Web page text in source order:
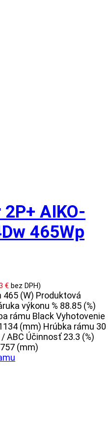
AIKO-
465Wp
€ bez DPH)
(W) Produktová
výkonu % 88.85 (%)
rámu Black Vyhotovenie
(mm) Hrúbka rámu 30
ABC Účinnosť 23.3 (%)
(mm)